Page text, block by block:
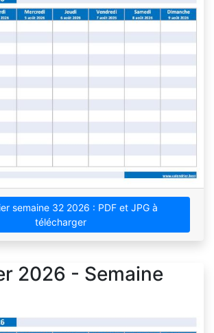
semaine 32 2026 : PDF et JPG à
télécharger
2026 - Semaine